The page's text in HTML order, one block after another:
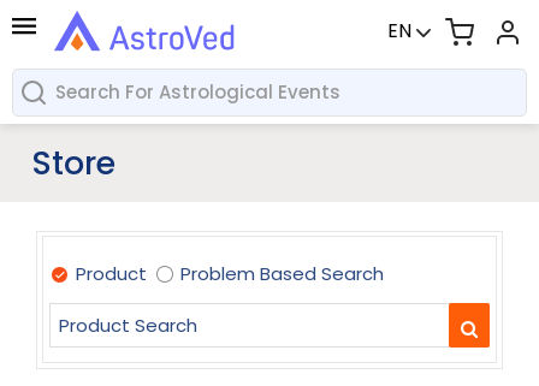
EN
Store
Product Problem Based Search